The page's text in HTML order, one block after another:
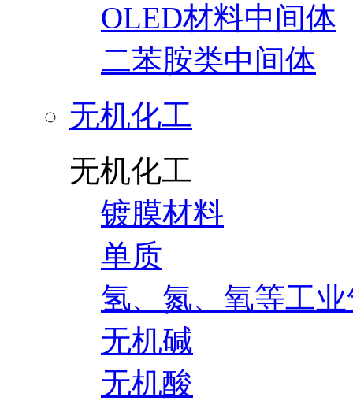
OLED材料中间体
二苯胺类中间体
无机化工
无机化工
镀膜材料
单质
氢、氮、氧等工
无机碱
无机酸